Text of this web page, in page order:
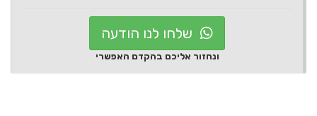
שלחו לנו הודעה
ונחזור אליכם בהקדם האפשרי